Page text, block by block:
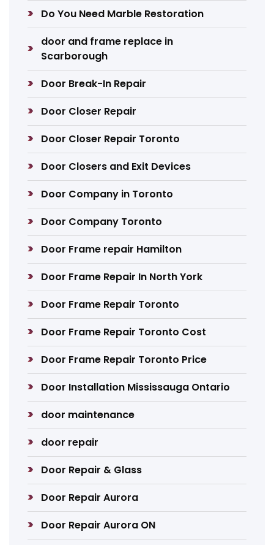
Do You Need Marble Restoration
door and frame replace in
Scarborough
Door Break-In Repair
Door Closer Repair
Door Closer Repair Toronto
Door Closers and Exit Devices
Door Company in Toronto
Door Company Toronto
Door Frame repair Hamilton
Door Frame Repair In North York
Door Frame Repair Toronto
Door Frame Repair Toronto Cost
Door Frame Repair Toronto Price
Door Installation Mississauga Ontario
door maintenance
door repair
Door Repair & Glass
Door Repair Aurora
Door Repair Aurora ON